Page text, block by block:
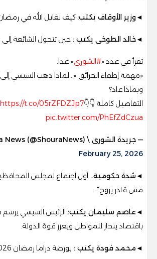
◄وزير الأوقاف يكتب: كيف نقابل الله في
◄خالد الطوخى يكتب : حين تتحول الشائعة إلى
تقرأ في عدد «#الشورى» غدا:
«مهمة إطفاء الحرائق ».. لماذا ذهب السيسي إلى
وبماذا عاد؟
التفاصيل كاملة 👇👇https://t.co/05rZFDZJp7
pic.twitter.com/PhEfZdCzua
— جريدة الشورى \ Elshoura News (@ShouraNews)
February 25, 2026
◄شدة حكومية.. أول اجتماع لمجلس
مش قادر يروح"
◄عاصم سليمان يكتب: الرئيس السيسي يرسم
باقتصاد ينحاز للمواطن ويعزز قوة الدولة
◄محمد فودة يكتب : بورصة دراما رمضان 2026.